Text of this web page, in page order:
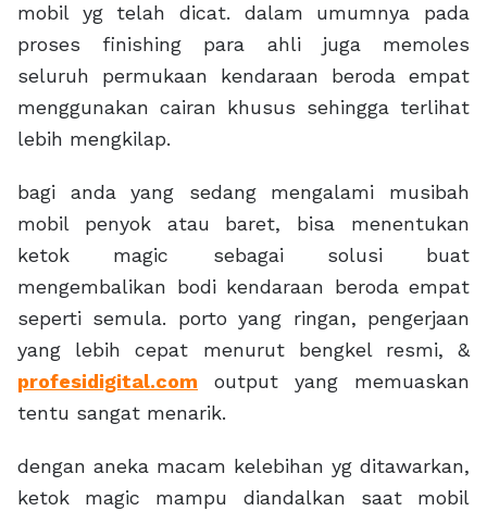
mobil yg telah dicat. dalam umumnya pada
proses finishing para ahli juga memoles
seluruh permukaan kendaraan beroda empat
menggunakan cairan khusus sehingga terlihat
lebih mengkilap.
bagi anda yang sedang mengalami musibah
mobil penyok atau baret, bisa menentukan
ketok magic sebagai solusi buat
mengembalikan bodi kendaraan beroda empat
seperti semula. porto yang ringan, pengerjaan
yang lebih cepat menurut bengkel resmi, &
profesidigital.com output yang memuaskan
tentu sangat menarik.
dengan aneka macam kelebihan yg ditawarkan,
ketok magic mampu diandalkan saat mobil